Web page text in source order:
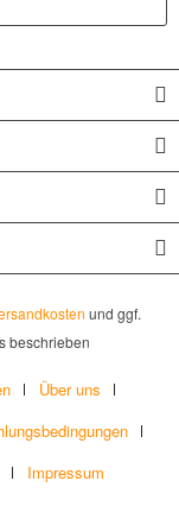
und ggf.
beschrieben
Über uns
Impressum